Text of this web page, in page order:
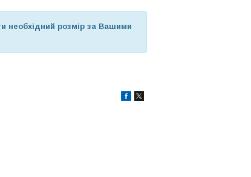
необхідний розмір за Вашими